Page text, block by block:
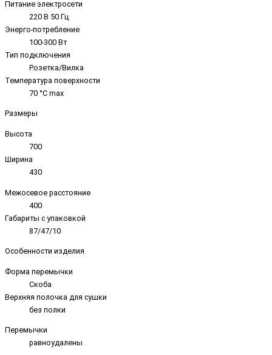
Питание электросети
220 В 50 Гц
Энерго-потребление
100-300 Вт
Тип подключения
Розетка/Вилка
Температура поверхности
70 °C max
Размеры
Высота
700
Ширина
430
Межосевое расстояние
400
Габариты с упаковкой
87/47/10
Особенности изделия
Форма перемычки
Скоба
Верхняя полочка для сушки
без полки
Перемычки
равноудалены